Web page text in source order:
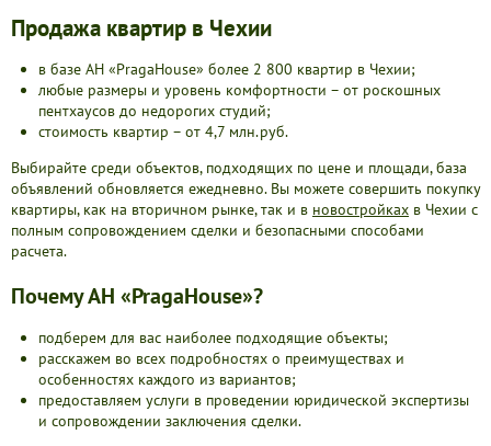
Продажа квартир в Чехии
в базе АН «PragaHouse» более 2 800 квартир в Чехии;
любые размеры и уровень комфортности – от роскошных
пентхаусов до недорогих студий;
стоимость квартир – от 4,7 млн.руб.
Выбирайте среди объектов, подходящих по цене и площади, база
объявлений обновляется ежедневно. Вы можете совершить покупку
квартиры, как на вторичном рынке, так и в новостройках в Чехии с
полным сопровождением сделки и безопасными способами
расчета.
Почему АН «PragaHouse»?
подберем для вас наиболее подходящие объекты;
расскажем во всех подробностях о преимуществах и
особенностях каждого из вариантов;
предоставляем услуги в проведении юридической экспертизы
и сопровождении заключения сделки.